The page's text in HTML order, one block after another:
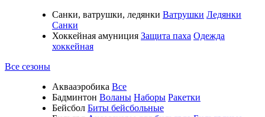
Санки, ватрушки, ледянки Ватрушки Ледянки
Санки
Хоккейная амуниция Защита паха Одежда
хоккейная
Все сезоны
Аквааэробика Все
Бадминтон Воланы Наборы Ракетки
Бейсбол Биты бейсбольные